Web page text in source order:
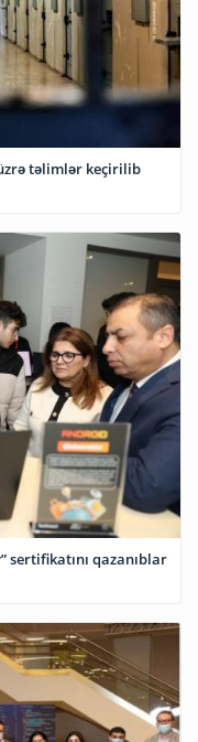
təlimlər keçirilib
sertifikatını qazanıblar